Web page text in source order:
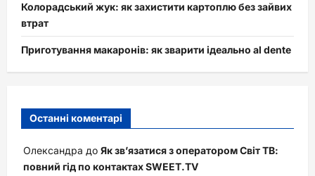
Колорадський жук: як захистити картоплю без зайвих
втрат
Приготування макаронів: як зварити ідеально al dente
Останні коментарі
Олександра до Як зв’язатися з оператором Світ ТВ:
повний гід по контактах SWEET.TV